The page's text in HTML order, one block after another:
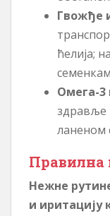
Гвожђе
ћелија;
Омега-3
здравље
ланеном
Правилна
Нежне
и иритацију